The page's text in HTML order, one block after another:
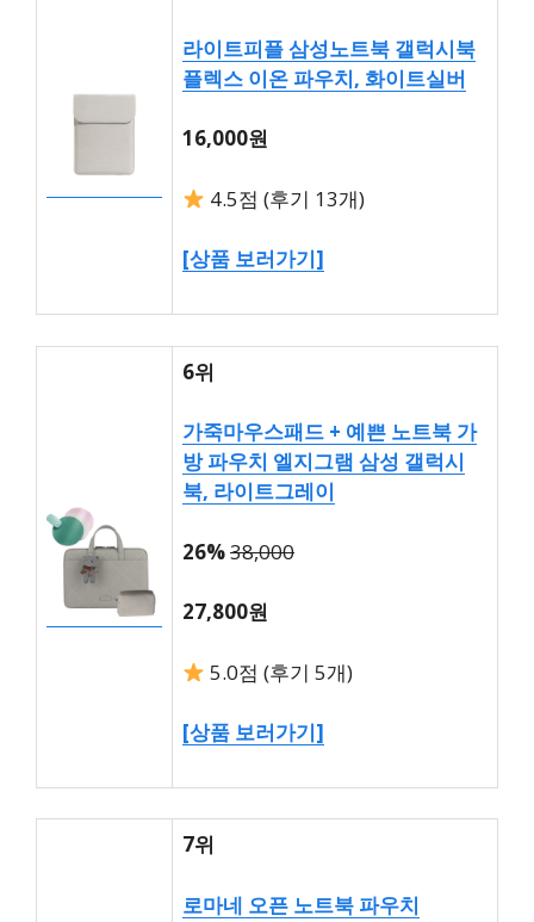
라이트피플 삼성노트북 갤럭시북
플렉스 이온 파우치, 화이트실버
16,000원
4.5점 (후기 13개)
[상품 보러가기]
6위
가죽마우스패드 + 예쁜 노트북 가
방 파우치 엘지그램 삼성 갤럭시
북, 라이트그레이
26%38,000
27,800원
5.0점 (후기 5개)
[상품 보러가기]
7위
로마네 오픈 노트북 파우치